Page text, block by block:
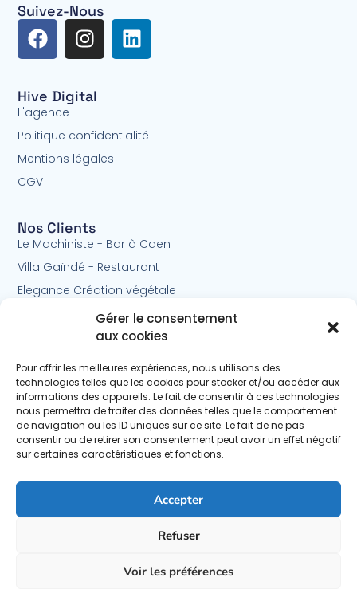
Gérer le consentement
aux cookies
Pour offrir les meilleures expériences, nous utilisons des
technologies telles que les cookies pour stocker et/ou accéder aux
informations des appareils. Le fait de consentir à ces technologies
nous permettra de traiter des données telles que le comportement
de navigation ou les ID uniques sur ce site. Le fait de ne pas
consentir ou de retirer son consentement peut avoir un effet négatif
sur certaines caractéristiques et fonctions.
Accepter
Refuser
Voir les préférences
Suivez-Nous
F
a
c
e
b
o
o
k
I
n
s
t
a
g
r
a
L
i
n
d
i
Hive Digital
L'agence
Politique confidentialité
Mentions légales
CGV
Nos Clients
Le Machiniste - Bar à Caen
Villa Gaïndé - Restaurant
Elegance Création végétale
NZ Avocats - Zadourian
Horace - Restaurant
Liens Utiles
🖥 Site web Wordpress
Maintenance Wordpress
Référencement - SEO